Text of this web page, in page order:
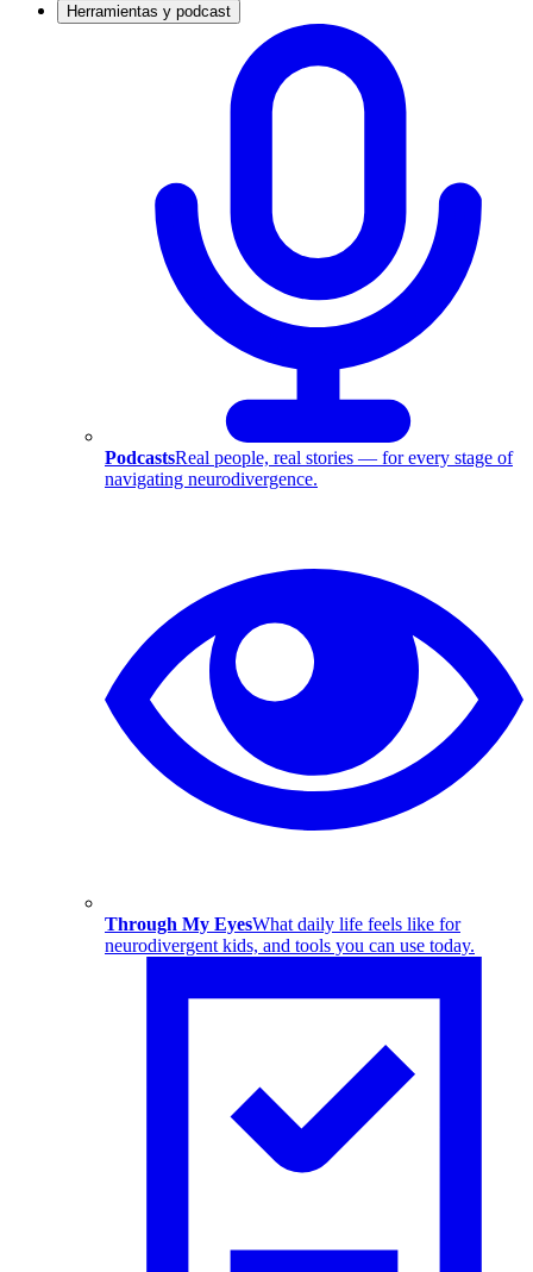
Herramientas y podcast
PodcastsReal people, real stories — for every stage of
navigating neurodivergence.
Through My EyesWhat daily life feels like for
neurodivergent kids, and tools you can use today.